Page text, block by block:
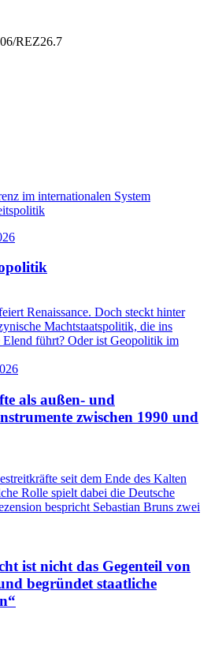
REZ26.7
im internationalen System
Renaissance. Doch steckt hinter
Machtstaatspolitik, die ins
führt? Oder ist Geopolitik im
als außen- und
zwischen 1990 und
seit dem Ende des Kalten
Rolle spielt dabei die Deutsche
bespricht Sebastian Bruns zwei
ist nicht das Gegenteil von
begründet staatliche